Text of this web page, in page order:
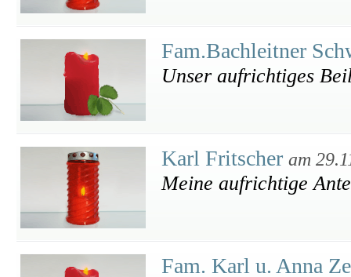
Fam.Bachleitner
Unser aufrichtiges
Karl Fritscher am
Meine aufrichtige
Fam. Karl u. Anna